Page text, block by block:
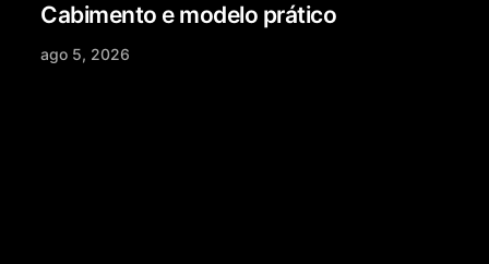
Cabimento e modelo prático
ago 5, 2026